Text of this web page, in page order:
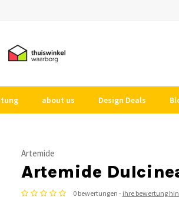
about us Design Deals
Artemide
Artemide
0 bewertungen - ihre bewertung